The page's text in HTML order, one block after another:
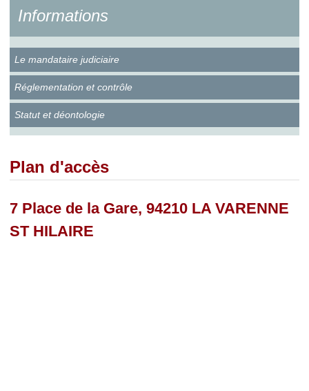
Informations
Le mandataire judiciaire
Réglementation et contrôle
Statut et déontologie
Plan d'accès
7 Place de la Gare, 94210 LA VARENNE
ST HILAIRE